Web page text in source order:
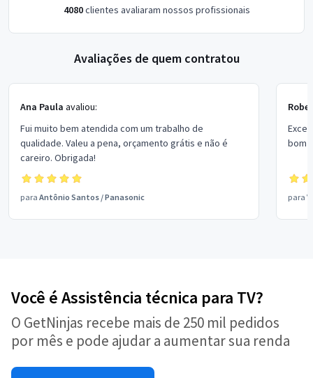
4080clientes avaliaram nossos profissionais
Avaliações de quem contratou
Ana Paula avaliou:
Fui muito bem atendida com um trabalho de
qualidade. Valeu a pena, orçamento grátis e não é
careiro. Obrigada!
para Antônio Santos /Panasonic
bom
para
Você é Assistência técnica para TV?
O GetNinjas recebe mais de 250 mil pedidos
por mês e pode ajudar a aumentar sua renda